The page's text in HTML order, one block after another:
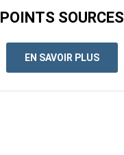
POINTS SOURCES
EN SAVOIR PLUS